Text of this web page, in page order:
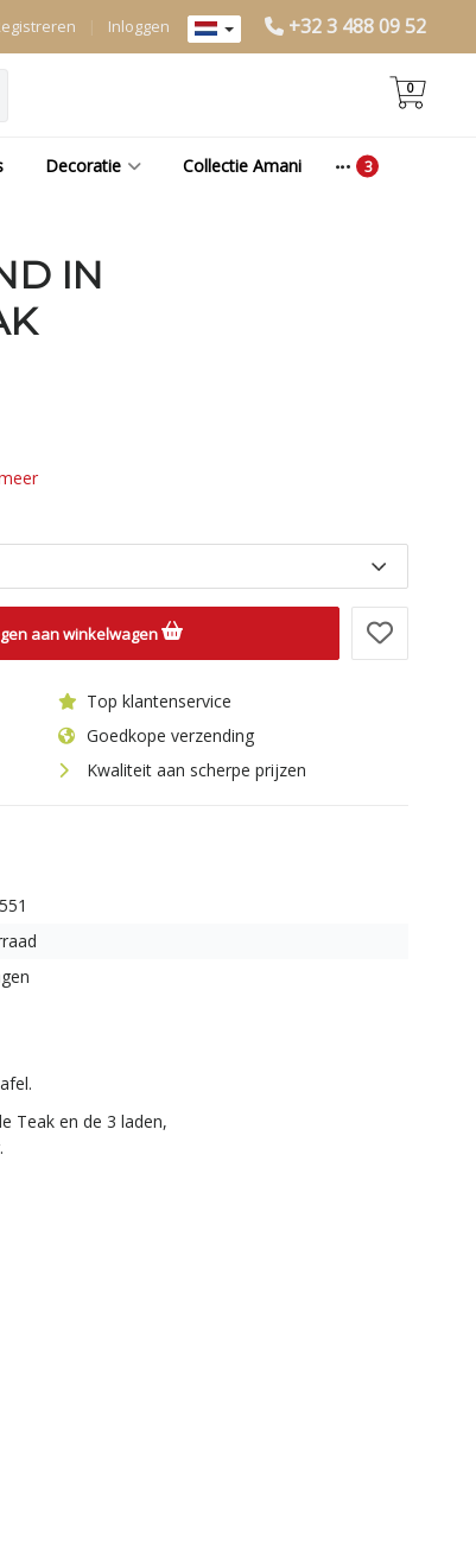
+32 3 488 09 52
Inloggen
0
Decoratie Collectie Amani
IN
aan winkelwagen
Top klantenservice
Goedkope verzending
Kwaliteit aan scherpe prijzen
Teak en de 3 laden,